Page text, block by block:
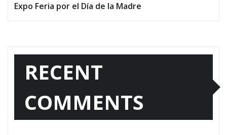
Expo Feria por el Día de la Madre
RECENT
COMMENTS